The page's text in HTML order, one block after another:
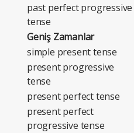
past perfect progressive
tense
Geniş Zamanlar
simple present tense
present progressive
tense
present perfect tense
present perfect
progressive tense